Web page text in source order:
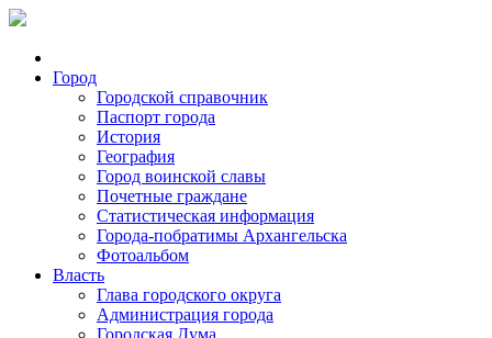
Город
Городской справочник
Паспорт города
История
География
Город воинской славы
Почетные граждане
Статистическая информация
Города-побратимы Архангельска
Фотоальбом
Власть
Глава городского округа
Администрация города
Городская Дума